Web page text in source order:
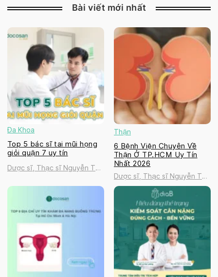
Bài viết mới nhất
Đa Khoa
Top 5 bác sĩ tai mũi họng
giỏi quận 7 uy tín
Dược sĩ, Thạc sĩ Nguyễn Thị
Thận
6 Bệnh Viện Chuyên Về
Thận Ở TP.HCM Uy Tín
Nhất 2026
Dược sĩ, Thạc sĩ Nguyễn Thị
Thanh Tú